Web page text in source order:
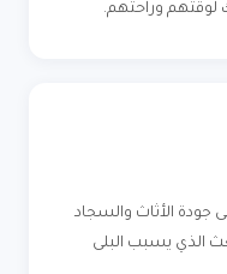
لوقتهم وراحتهم.
الأثاث والسجاد
الذي يسبب البلى